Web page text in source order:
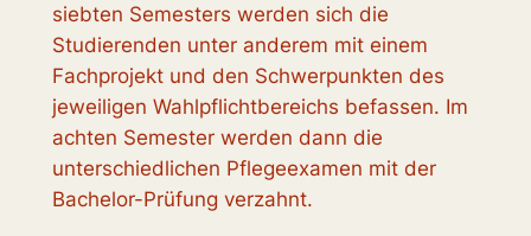
siebten Semesters werden sich die
Studierenden unter anderem mit einem
Fachprojekt und den Schwerpunkten des
jeweiligen Wahlpflichtbereichs befassen. Im
achten Semester werden dann die
unterschiedlichen Pflegeexamen mit der
Bachelor-Prüfung verzahnt.